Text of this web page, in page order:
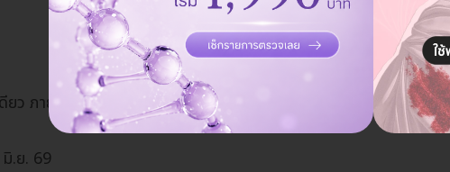
ยว ภายในวันที่มียอดใช้จ่าย เพื่อรับสิทธิ์ตลอดรายการ
.ย. 69